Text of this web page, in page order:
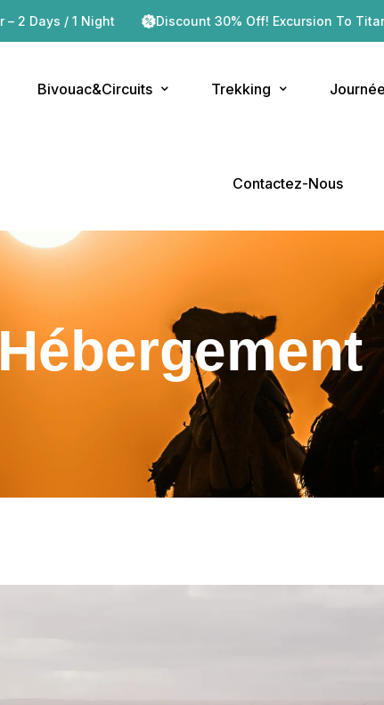
Discount 30% Off! Excursion To Titanic Iriki Hotel
Bivouac&Circuits Trekking Journée
Contactez-Nous
Hébergement